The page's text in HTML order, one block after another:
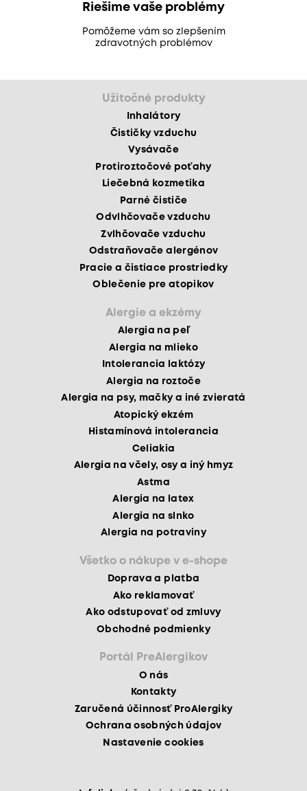
Riešime vaše problémy
Pomôžeme vám so zlepšením
zdravotných problémov
Užitočné produkty
Inhalátory
Čističky vzduchu
Vysávače
Protiroztočové poťahy
Liečebná kozmetika
Parné čističe
Odvlhčovače vzduchu
Zvlhčovače vzduchu
Odstraňovače alergénov
Pracie a čistiace prostriedky
Oblečenie pre atopikov
Alergie a ekzémy
Alergia na peľ
Alergia na mlieko
Intolerancia laktózy
Alergia na roztoče
Alergia na psy, mačky a iné zvieratá
Atopický ekzém
Histamínová intolerancia
Celiakia
Alergia na včely, osy a iný hmyz
Astma
Alergia na latex
Alergia na slnko
Alergia na potraviny
Všetko o nákupe v e-shope
Doprava a platba
Ako reklamovať
Ako odstupovať od zmluvy
Obchodné podmienky
Portál PreAlergikov
O nás
Kontakty
Zaručená účinnosť ProAlergiky
Ochrana osobných údajov
Nastavenie cookies